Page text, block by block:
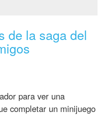
de la saga del
para ver una
completar un minijuego